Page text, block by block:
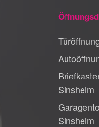
Sinsheim
Sinsheim